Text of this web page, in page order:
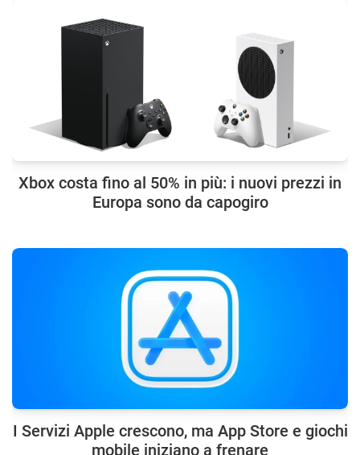
Xbox costa fino al 50% in più: i nuovi prezzi in
Europa sono da capogiro
I Servizi Apple crescono, ma App Store e giochi
mobile iniziano a frenare